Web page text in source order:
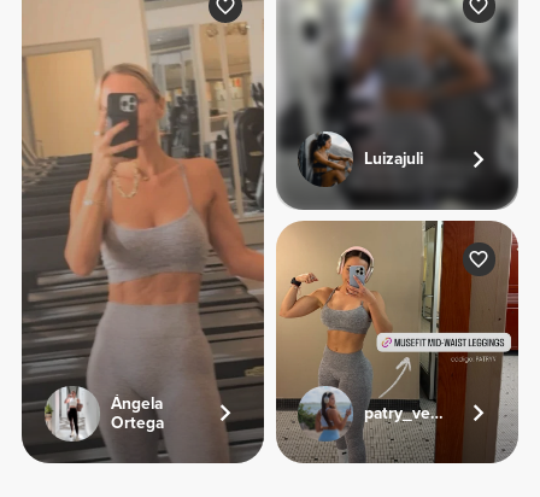
Ángela
Ortega
Luizajuli
patry_veliz